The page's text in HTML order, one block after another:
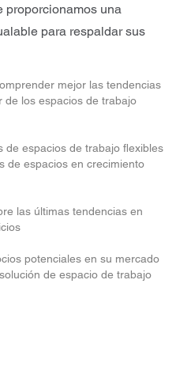
proporcionamos una
para respaldar sus
mejor las tendencias
de los espacios de trabajo
de espacios de trabajo flexibles
de espacios en crecimiento
las últimas tendencias en
potenciales en su mercado
de espacio de trabajo